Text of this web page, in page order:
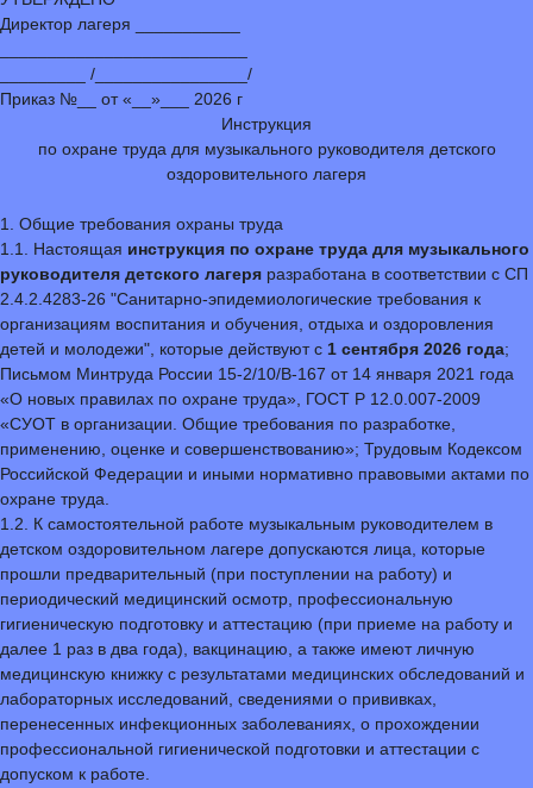
Директор лагеря ___________
_________ /________________/
Приказ №__ от «__»___ 2026 г
Инструкция
по охране труда для музыкального руководителя детского
оздоровительного лагеря
1. Общие требования охраны труда
1.1. Настоящая инструкция по охране труда для музыкального
руководителя детского лагеря разработана в соответствии с СП
2.4.2.4283-26 "Санитарно-эпидемиологические требования к
организациям воспитания и обучения, отдыха и оздоровления
детей и молодежи", которые действуют с 1 сентября 2026 года;
Письмом Минтруда России 15-2/10/В-167 от 14 января 2021 года
«О новых правилах по охране труда», ГОСТ Р 12.0.007-2009
«СУОТ в организации. Общие требования по разработке,
применению, оценке и совершенствованию»; Трудовым Кодексом
Российской Федерации и иными нормативно правовыми актами по
охране труда.
1.2. К самостоятельной работе музыкальным руководителем в
детском оздоровительном лагере допускаются лица, которые
прошли предварительный (при поступлении на работу) и
периодический медицинский осмотр, профессиональную
гигиеническую подготовку и аттестацию (при приеме на работу и
далее 1 раз в два года), вакцинацию, а также имеют личную
медицинскую книжку с результатами медицинских обследований и
лабораторных исследований, сведениями о прививках,
перенесенных инфекционных заболеваниях, о прохождении
профессиональной гигиенической подготовки и аттестации с
допуском к работе.